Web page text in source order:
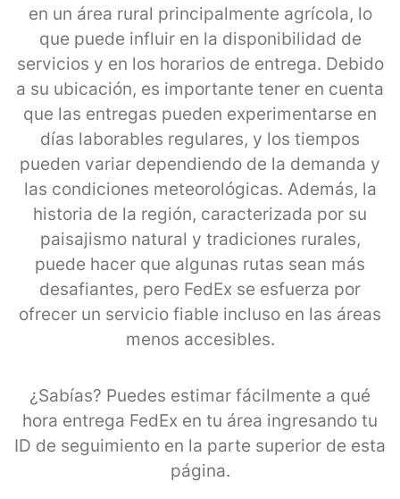
en un área rural principalmente agrícola, lo
que puede influir en la disponibilidad de
servicios y en los horarios de entrega. Debido
a su ubicación, es importante tener en cuenta
que las entregas pueden experimentarse en
días laborables regulares, y los tiempos
pueden variar dependiendo de la demanda y
las condiciones meteorológicas. Además, la
historia de la región, caracterizada por su
paisajismo natural y tradiciones rurales,
puede hacer que algunas rutas sean más
desafiantes, pero FedEx se esfuerza por
ofrecer un servicio fiable incluso en las áreas
menos accesibles.
¿Sabías? Puedes estimar fácilmente a qué
hora entrega FedEx en tu área ingresando tu
ID de seguimiento en la parte superior de esta
página.